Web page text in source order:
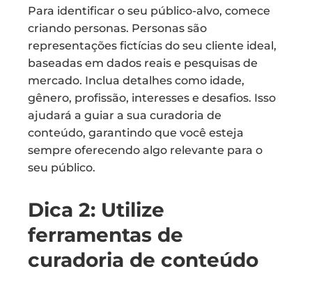
Para identificar o seu público-alvo, comece
criando personas. Personas são
representações fictícias do seu cliente ideal,
baseadas em dados reais e pesquisas de
mercado. Inclua detalhes como idade,
gênero, profissão, interesses e desafios. Isso
ajudará a guiar a sua curadoria de
conteúdo, garantindo que você esteja
sempre oferecendo algo relevante para o
seu público.
Dica 2: Utilize
ferramentas de
curadoria de conteúdo